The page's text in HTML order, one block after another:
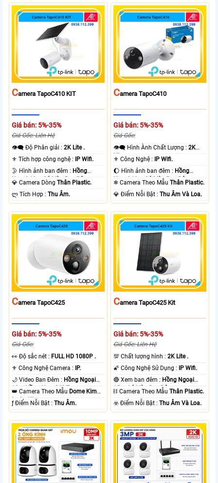
CAmera TapoC410 KIT
Giá bán: 5%-35%
Giá Gốc: Liên Hệ
👁️‍🗨 Độ Phân giải :2K Lite .
⚜️ Tích hợp công nghệ :
IP Wifi.
🌛 Hình ảnh ban đêm : Hồng
Ngoại 10m Có Màu Ban Ðêm.
💎 Camera DòngThân Plastic.
️ლ Tích Hợp :Thu Âm.
CAmera TapoC410
Giá bán: 5%-35%
Giá Gốc:
👁️‍🗨 Hình Ành Chất Lượng :2K
Lite .
⚜️ Công Nghệ :
IP Wifi.
🌔 Hình ảnh ban đêm : Hồng
Ngoại 10m Có Màu Ban Ðêm.
❄ Camera Theo MẫuThân Plastic.
️💎 Điểm Nỗi Bật :Thu Âm Và Loa.
CAmera TapoC425
Giá bán: 5%-35%
Giá Gốc:
️👀 Độ sắc nét : FULL HD 1080P .
⚜️ Công Nghệ Camera :
IP.
🌙 Video Ban Đêm : Hồng Ngoại
10m Hồng Ngoại SMD.
👑 Camera Theo Mẫu Dome Kim
loại + Nhựa.
️ƒ Điểm Nỗi Bật :Thu Âm.
CAmera TapoC425 Kit
Giá bán: 5%-35%
Giá Gốc: Liên Hệ
💯 Chất lượng hình :2K Lite .
🌠 Công Nghệ Sử Dụng :
IP Wifi.
🔴 Xem ban đêm : Hồng Ngoại
15m Có Màu Ban Ðêm.
⛓ Camera Theo MẫuThân Plastic.
️☣️ Điểm Nỗi Bật :Thu Âm Và Loa.